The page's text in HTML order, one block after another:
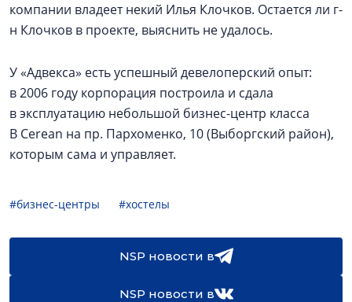
компании владеет некий Илья Клочков. Остается ли г-
н Клочков в проекте, выяснить не удалось.
У «Адвекса» есть успешный девелоперский опыт:
в 2006 году корпорация построила и сдала
в эксплуатацию небольшой бизнес-центр класса
В Cerean на пр. Пархоменко, 10 (Выборгский район),
которым сама и управляет.
#бизнес-центры #хостелы
NSP новости в
NSP новости в